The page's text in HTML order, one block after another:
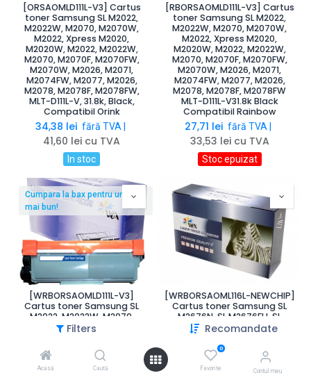
Filters Recomandate
Acasă Caută
0
Favorite Contul meu
[ORSAOMLD111L-V3] Cartus
toner Samsung SL M2022,
M2022W, M2070, M2070W,
M2022, Xpress M2020,
M2020W, M2022, M2022W,
M2070, M2070F, M2070FW,
M2070W, M2026, M2071,
M2074FW, M2077, M2026,
M2078, M2078F, M2078FW,
MLT-D111L-V, 31.8k, Black,
Compatibil Orink
34,38 lei fără TVA |
41,60 lei cu TVA
In stoc
[RBORSAOMLD111L-V3] Cartus
toner Samsung SL M2022,
M2022W, M2070, M2070W,
M2022, Xpress M2020,
M2020W, M2022, M2022W,
M2070, M2070F, M2070FW,
M2070W, M2026, M2071,
M2074FW, M2077, M2026,
M2078, M2078F, M2078FW
MLT-D111L-V31.8k Black
Compatibil Rainbow
27,71 lei fără TVA |
33,53 leicu TVA
Stoc epuizat
Cumpara la bax pentru un pret
mai bun!
[WRBORSAOMLD111L-V3]
Cartus toner Samsung SL
M2022, M2022W, M2070,
M2070W, M2022, Xpress
M2022W, M2070, M2070F,
M2070FW, M2070W, M2026,
M2071, M2074FW, M2077,
[WRBORSAOML116L-NEWCHIP]
Cartus toner Samsung SL
M2676N, SL M2676FH, SL
M2876HN, SL M2626, SL
M2626D, SL M2826ND, SL
M2675F, SL M2675FN,
Multifunction Xpress
M2875FD, SL M2625 ML-116L-